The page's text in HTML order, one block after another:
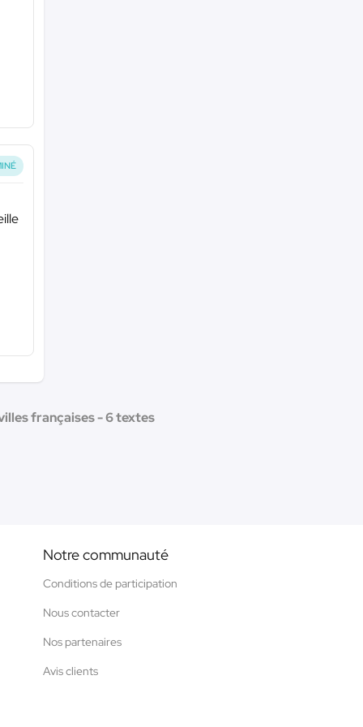
françaises - 6 textes
Notre communauté
Conditions de participation
Nous contacter
Nos partenaires
Avis clients